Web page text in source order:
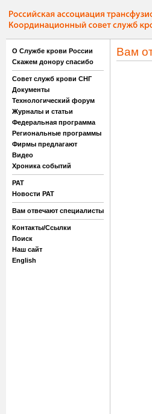
О Службе крови России
Скажем донору спасибо
Совет служб крови СНГ
Документы
Технологический форум
Журналы и статьи
Федеральная программа
Региональные программы
Фирмы предлагают
Видео
Хроника событий
РАТ
Новости РАТ
Вам отвечают специалисты
Контакты/Ссылки
Поиск
Наш сайт
English
Вам